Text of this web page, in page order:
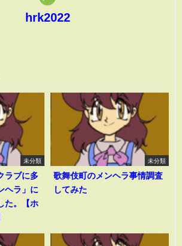
hrk2022
未分類
ラブに多
ヘラ」に
た。【ホ
未分類
歌舞伎町のメンヘラ事情調査
してみた